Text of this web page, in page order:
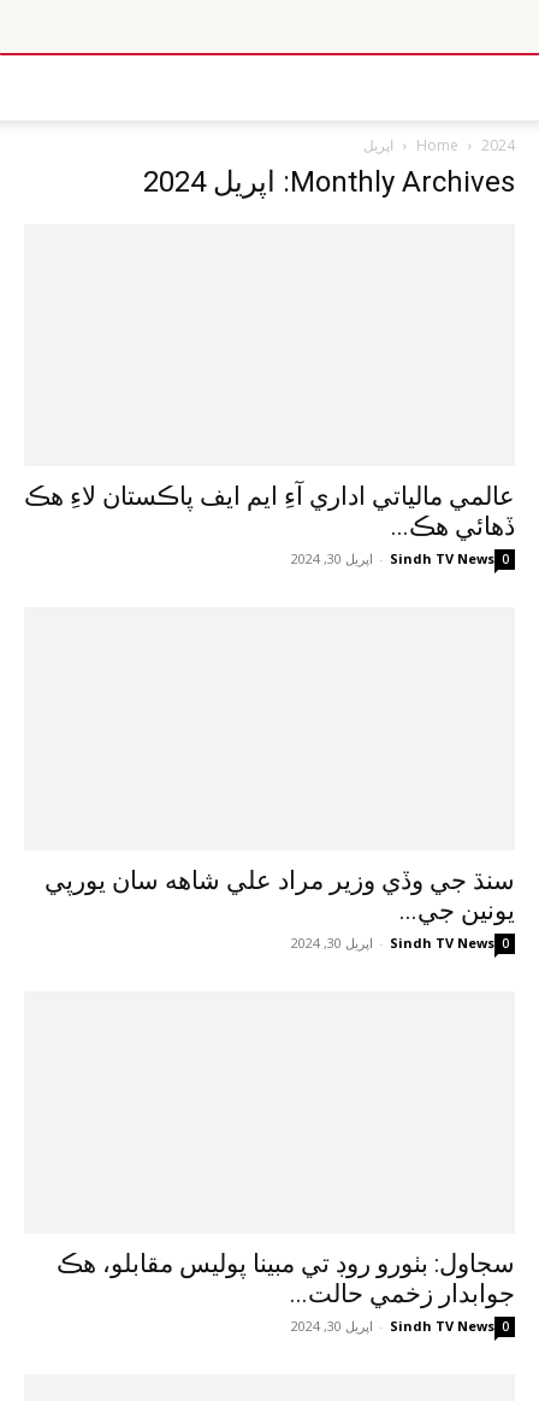
Home 2024 اپريل
Monthly Archives: اپريل 2024
عالمي مالياتي اداري آءِ ايم ايف پاڪستان لاءِ هڪ
ڏهائي هڪ...
Sindh TV News
- اپريل 30, 2024 0
سنڌ جي وڏي وزير مراد علي شاهه سان يورپي
يونين جي...
Sindh TV News
- اپريل 30, 2024 0
سجاول: بٺورو روڊ تي مبينا پوليس مقابلو، هڪ
جوابدار زخمي حالت...
Sindh TV News
- اپريل 30, 2024 0